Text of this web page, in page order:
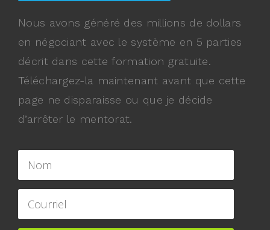
Nous avons généré des millions de dollars
en négociant avec le système en 5 parties
décrit dans cette formation gratuite.
Téléchargez-la maintenant avant que cette
page ne disparaisse ou que je décide
d’arrêter le mentorat.